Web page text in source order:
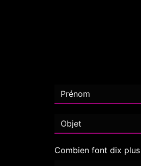
Combien font dix